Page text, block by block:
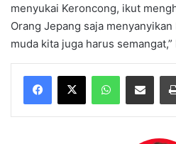
menyukai Keroncong, ikut
Orang Jepang saja
muda kita juga harus semangat,”
WhatsAppShare via Email